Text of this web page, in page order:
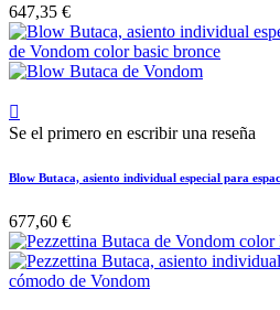
647,35 €

Se el primero en escribir una reseña
Blow Butaca, asiento individual especial para
677,60 €